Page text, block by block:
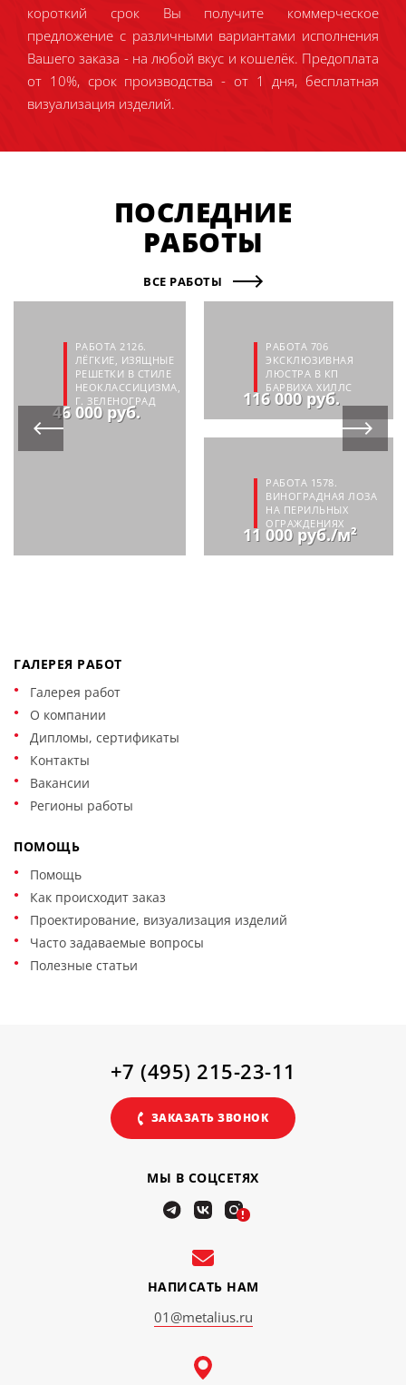
короткий срок Вы получите коммерческое
предложение с различными вариантами исполнения
Вашего заказа - на любой вкус и кошелёк. Предоплата
от 10%, срок производства - от 1 дня, бесплатная
визуализация изделий.
ПОСЛЕДНИЕ
РАБОТЫ
ВСЕ РАБОТЫ
РАБОТА 2126.
ЛЁГКИЕ, ИЗЯЩНЫЕ
РЕШЕТКИ В СТИЛЕ
НЕОКЛАССИЦИЗМА,
Г. ЗЕЛЕНОГРАД
46 000 руб.
РАБОТА 706
ЭКСКЛЮЗИВНАЯ
ЛЮСТРА В КП
БАРВИХА ХИЛЛС
116 000 руб.
РАБОТА 1578.
ВИНОГРАДНАЯ ЛОЗА
НА ПЕРИЛЬНЫХ
ОГРАЖДЕНИЯХ
11 000 руб./м²
ГАЛЕРЕЯ РАБОТ
Галерея работ
О компании
Дипломы, сертификаты
Контакты
Вакансии
Регионы работы
ПОМОЩЬ
Помощь
Как происходит заказ
Проектирование, визуализация изделий
Часто задаваемые вопросы
Полезные статьи
НАПИСАТЬ НАМ
01@metalius.ru
МЫ В СОЦСЕТЯХ
!
+7 (495) 215-23-11
ЗАКАЗАТЬ ЗВОНОК